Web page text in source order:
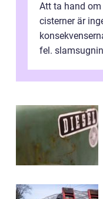
Att ta hand
cisterner är
fel.